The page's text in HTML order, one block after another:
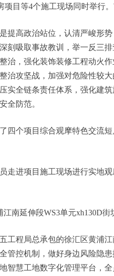
项目等4个施工现场同时举行
高政治站位，认清严峻形势
刻吸取事故教训，举一反三
治，强化装饰装修工程动火
治攻坚战，加强对危险性较
实全链条责任体系，强化建
全防范。
个项目综合观摩特色交流短
进项目施工现场进行实地观
延伸段WS3单元xh130D街
程局总承包的徐汇区黄浦江
管控机制，做好身边风险隐
智慧工地数字化管理平台，